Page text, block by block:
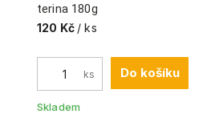
terina 180g
120 Kč / ks
ks Do košíku
Skladem